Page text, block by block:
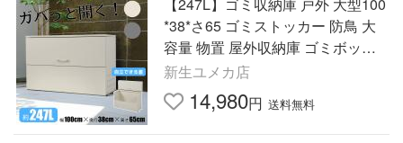
*38*さ65 ゴミストッカー 防鳥 大
容量 物置 屋外収納庫 ゴミボック
ス 倉庫 DIY 頑丈 ボンデ鋼板 ごみ
収納庫 家庭用 倉庫 DIY
新生ユメカ店
14,980円 送料無料